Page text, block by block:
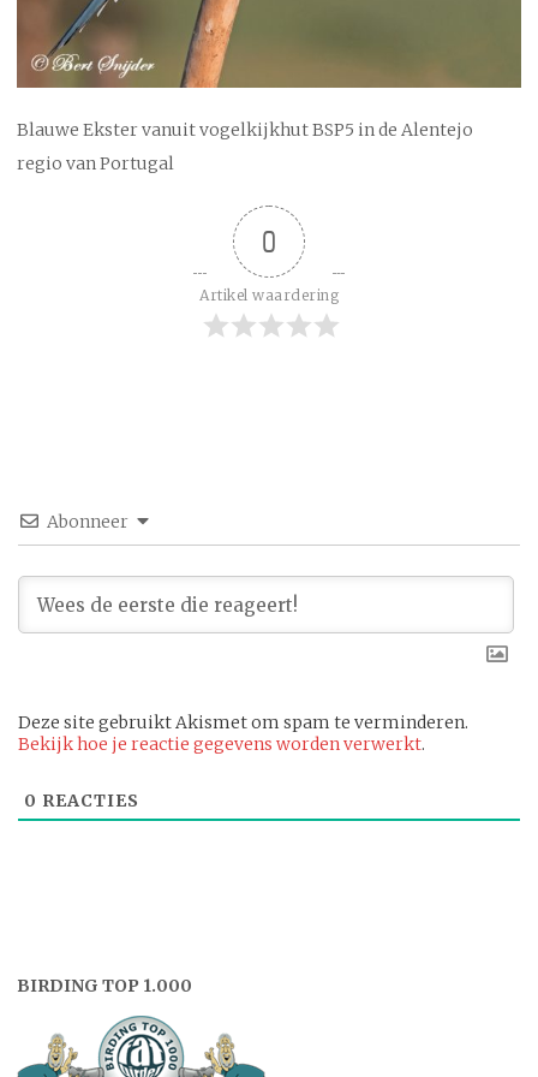
Blauwe Ekster vanuit vogelkijkhut BSP5 in de Alentejo
regio van Portugal
0
Artikel waardering
Abonneer
Deze site gebruikt Akismet om spam te verminderen.
Bekijk hoe je reactie gegevens worden verwerkt.
0 REACTIES
BIRDING TOP 1.000